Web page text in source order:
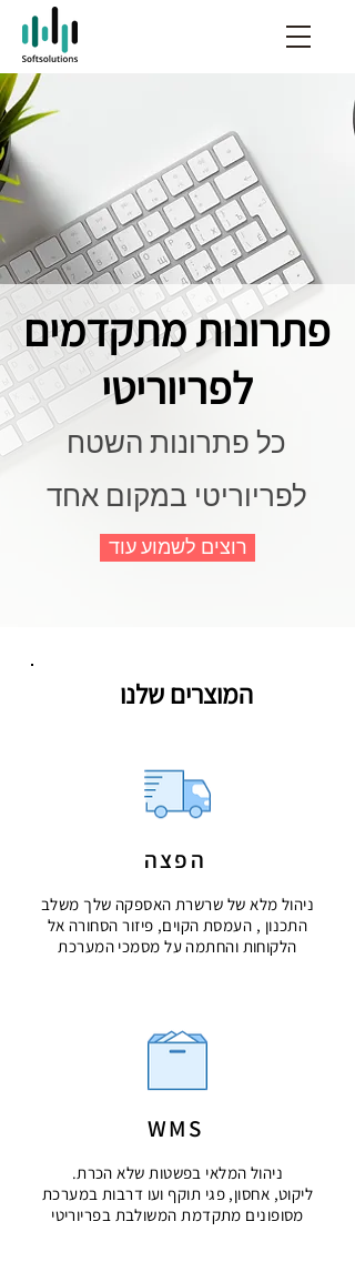
פתרונות מתקדמים
לפריוריטי
כל פתרונות השטח
לפריוריטי במקום אחד
רוצים לשמוע עוד
המוצרים שלנו
הפצה
ניהול מלא של שרשרת האספקה שלך משלב
התכנון , העמסת הקוים, פיזור הסחורה אל
הלקוחות והחתמה על מסמכי המערכת
WMS
ניהול המלאי בפשטות שלא הכרת.
ליקוט, אחסון, פגי תוקף ועו דרבות במערכת
מסופונים מתקדמת המשולבת בפריוריטי